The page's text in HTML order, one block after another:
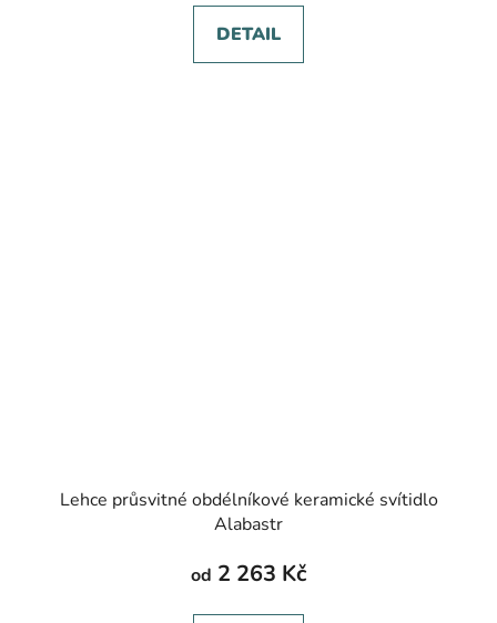
DETAIL
Lehce průsvitné obdélníkové keramické svítidlo
Alabastr
od 2 263 Kč